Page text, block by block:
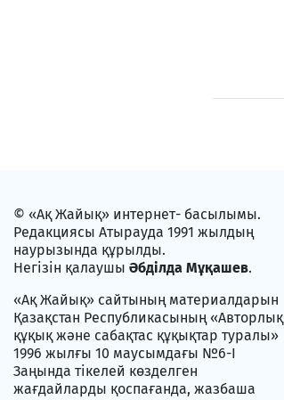
© «Ақ Жайық» интернет- басылымы.
Редакциясы Атырауда 1991 жылдың
наурызында құрылды.
Негізін қалаушы Әбділда Мұқашев.
«Ақ Жайық» сайтының материалдарын
Қазақстан Республикасының «Авторлық
құқық және сабақтас құқықтар туралы»
1996 жылғы 10 маусымдағы №6-I
Заңында тікелей көзделген
жағдайларды қоспағанда, жазбаша